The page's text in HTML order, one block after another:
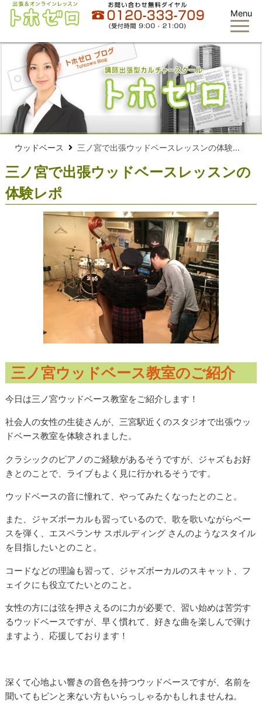
Menu
ウッドベース 三ノ宮で出張ウッドベースレッスンの体験レポ
三ノ宮で出張ウッドベースレッスンの
体験レポ
三ノ宮ウッドベース教室のご紹介
今日は三ノ宮ウッドベース教室をご紹介します！
社会人の女性の生徒さんが、三宮駅近くのスタジオで出張ウッ
ドベース教室を体験されました。
クラシックのピアノのご経験があるそうですが、ジャズもお好
きとのことで、ライブもよく見に行かれるそうです。
ウッドベースの音に憧れて、やってみたくなったとのこと。
また、ジャズボーカルも習っているので、歌を歌いながらベー
スを弾く、エスペランサ スポルディング さんのようなスタイル
を目指したいとのこと。
コードなどの理論も習って、ジャズボーカルのスキャット、フ
ェイクにも役立てたいとのこと。
女性の方には弦を押さえるのに力が必要で、習い始めは苦労す
るウッドベースですが、早く慣れて、好きな曲を楽しんで弾け
ますよう、応援しております！
深くて心地よい響きの音色を持つウッドベースですが、名前を
聞いてもピンと来ない方もいらっしゃるかもしれませんね。